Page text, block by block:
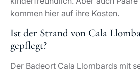
kommen hier auf ihre Kosten.
Ist der Strand von Cala
gepflegt?
Der Badeort Cala Llombards mit